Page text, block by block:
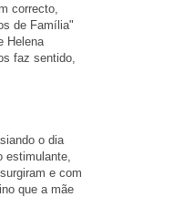
correcto,
de Família"
Helena
faz sentido,
o dia
estimulante,
e com
que a mãe